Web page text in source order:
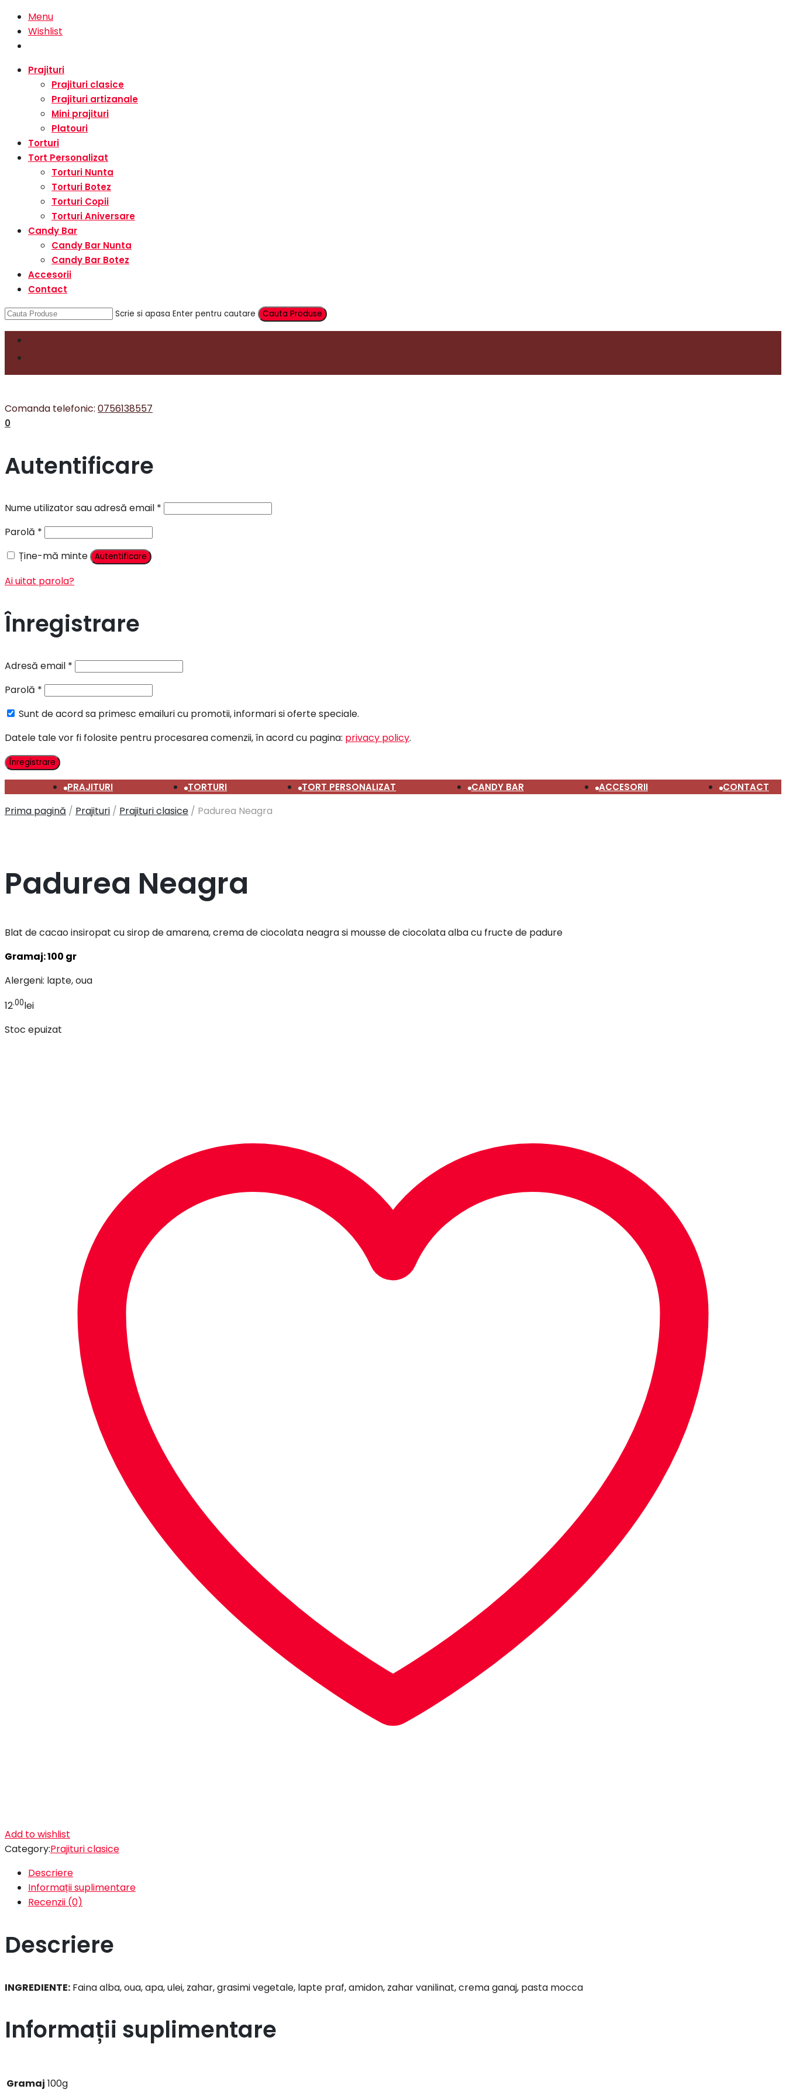
Menu
Wishlist
Prajituri
Prajituri clasice
Prajituri artizanale
Mini prajituri
Platouri
Torturi
Tort Personalizat
Torturi Nunta
Torturi Botez
Torturi Copii
Torturi Aniversare
Candy Bar
Candy Bar Nunta
Candy Bar Botez
Accesorii
Contact
Scrie si apasa Enter pentru cautare
Comanda telefonic: 0756138557
0
Autentificare
Nume utilizator sau adresă email *
Parolă *
Ține-mă minte
Autentificare
Ai uitat parola?
Înregistrare
Adresă email *
Parolă *
Sunt de acord sa primesc emailuri cu promotii, informari si oferte speciale.
Datele tale vor fi folosite pentru procesarea comenzii, în acord cu pagina: privacy policy.
Înregistrare
PRAJITURI TORTURI TORT PERSONALIZAT CANDY BAR ACCESORII CONTACT
Prima pagină / Prajituri / Prajituri clasice / Padurea Neagra
Padurea Neagra
Blat de cacao insiropat cu sirop de amarena, crema de ciocolata neagra si mousse de ciocolata alba cu fructe de padure
Gramaj: 100 gr
Alergeni: lapte, oua
12.00lei
Stoc epuizat
Add to wishlist
Category:Prajituri clasice
Descriere
Informații suplimentare
Recenzii (0)
Descriere
INGREDIENTE: Faina alba, oua, apa, ulei, zahar, grasimi vegetale, lapte praf, amidon, zahar vanilinat, crema ganaj, pasta mocca
Informații suplimentare
Gramaj 100g